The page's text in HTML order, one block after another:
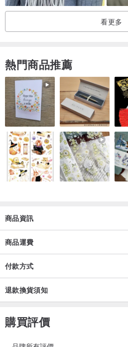
看更多
熱門商品推薦
商品資訊
商品運費
付款方式
退款換貨須知
購買評價